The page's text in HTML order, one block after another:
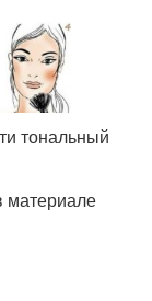
тональный
материале